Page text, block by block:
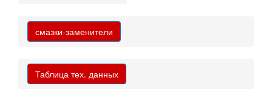
смазки-заменители
Таблица тех. данных